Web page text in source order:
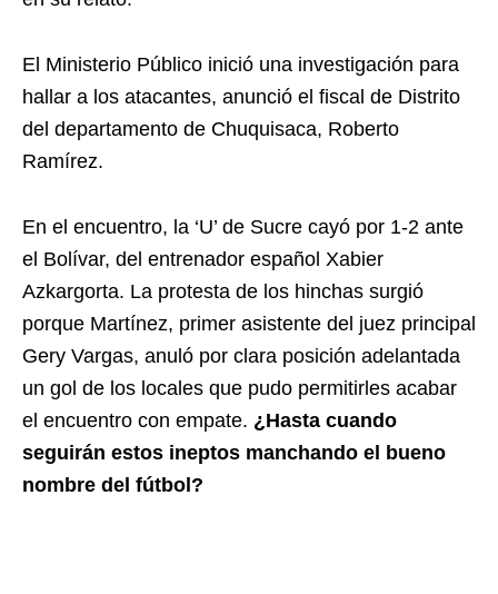
El Ministerio Público inició una investigación para
hallar a los atacantes, anunció el fiscal de Distrito
del departamento de Chuquisaca, Roberto
Ramírez.
En el encuentro, la ‘U’ de Sucre cayó por 1-2 ante
el Bolívar, del entrenador español Xabier
Azkargorta. La protesta de los hinchas surgió
porque Martínez, primer asistente del juez principal
Gery Vargas, anuló por clara posición adelantada
un gol de los locales que pudo permitirles acabar
el encuentro con empate. ¿Hasta cuando
seguirán estos ineptos manchando el bueno
nombre del fútbol?